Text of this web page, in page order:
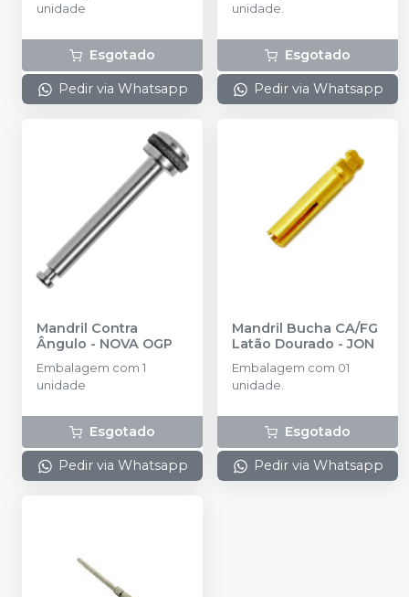
unidade
Esgotado
Pedir via Whatsapp
unidade.
Esgotado
Pedir via Whatsapp
Mandril Contra
Ângulo - NOVA OGP
Embalagem com 1
unidade
Esgotado
Pedir via Whatsapp
Mandril Bucha CA/FG
Latão Dourado -JON
Embalagem com 01
unidade.
Esgotado
Pedir via Whatsapp